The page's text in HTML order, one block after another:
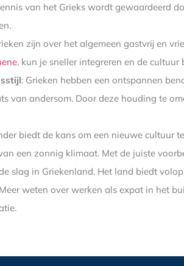
van het Grieks wordt gewaardeerd
zijn over het algemeen gastvrij en
, kun je sneller integreren en de cultuur
: Grieken hebben een ontspannen
van andersom. Door deze houding te
biedt de kans om een nieuwe cultuur
een zonnig klimaat. Met de juiste
slag in Griekenland. Het land biedt
weten over werken als expat in het